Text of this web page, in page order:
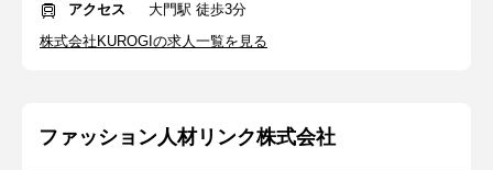
アクセス
大門駅 徒歩3分
株式会社KUROGIの求人一覧を見る
ファッション人材リンク株式会社